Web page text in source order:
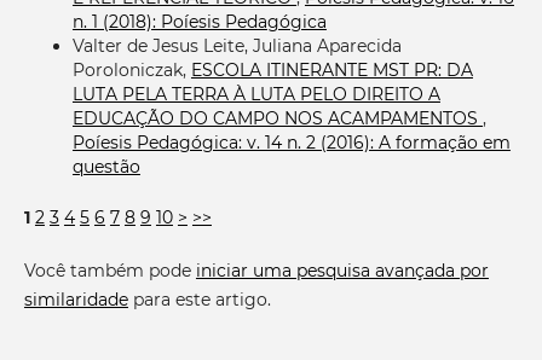
n. 1 (2018): Poíesis Pedagógica
Valter de Jesus Leite, Juliana Aparecida
Poroloniczak, ESCOLA ITINERANTE MST PR: DA
LUTA PELA TERRA À LUTA PELO DIREITO A
EDUCAÇÃO DO CAMPO NOS ACAMPAMENTOS ,
Poíesis Pedagógica: v. 14 n. 2 (2016): A formação em
questão
1 2 3 4 5 6 7 8 9 10 > >>
Você também pode iniciar uma pesquisa avançada por
similaridadepara este artigo.